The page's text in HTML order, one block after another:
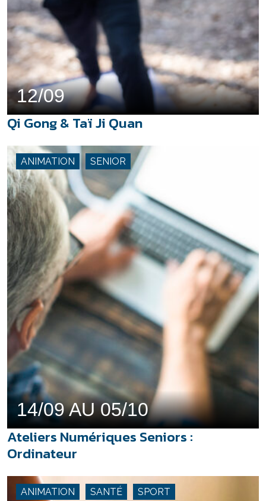
12/09
Qi Gong & Taï Ji Quan
ANIMATION SENIOR
14/09 AU 05/10
Ateliers Numériques Seniors :
Ordinateur
ANIMATION SANTÉ SPORT